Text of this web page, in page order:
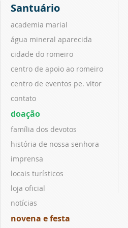
Santuário
academia marial
água mineral aparecida
cidade do romeiro
centro de apoio ao romeiro
centro de eventos pe. vitor
contato
doação
família dos devotos
história de nossa senhora
imprensa
locais turísticos
loja oficial
notícias
novena e festa